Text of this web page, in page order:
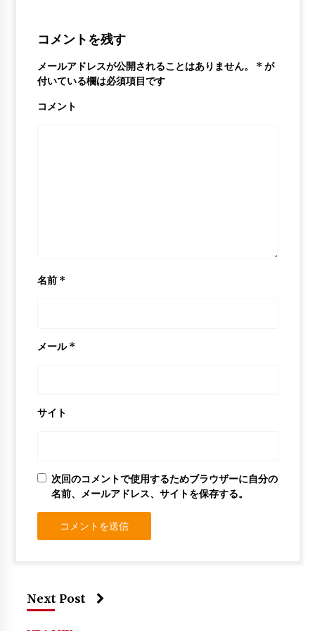
Hassan Whiteside “Everyday We Lit”
コメントを残す
メールアドレスが公開されることはありません。 * が
付いている欄は必須項目です
コメント
名前 *
メール*
サイト
次回のコメントで使用するためブラウザーに自分の
名前、メールアドレス、サイトを保存する。
Next Post